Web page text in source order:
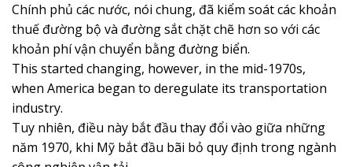
Chính phủ các nước, nói chung, đã kiểm soát các khoản
thuế đường bộ và đường sắt chặt chẽ hơn so với các
khoản phí vận chuyển bằng đường biển.
This started changing, however, in the mid-1970s,
when America began to deregulate its transportation
industry.
Tuy nhiên, điều này bắt đầu thay đổi vào giữa những
năm 1970, khi Mỹ bắt đầu bãi bỏ quy định trong ngành